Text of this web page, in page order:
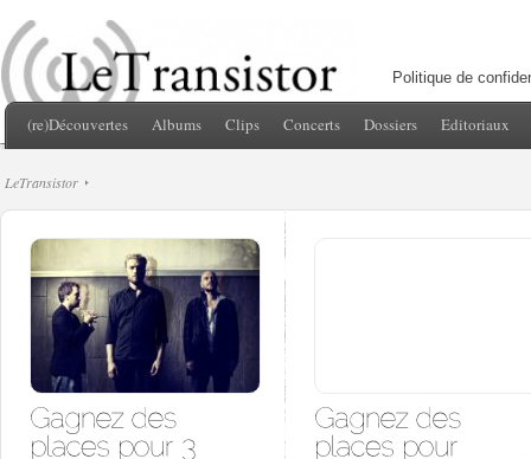
Politique de
(re)Découvertes Albums Clips Concerts Dossiers Editoriaux
LeTransistor